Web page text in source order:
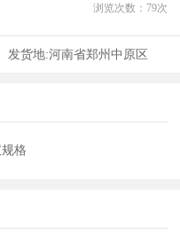
浏览次数： 79次
发货地:河南省郑州中原区
格